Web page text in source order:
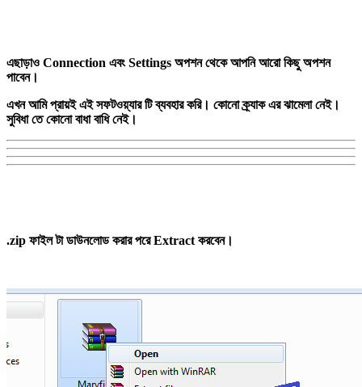
এছাড়াও Connection এবং Settings অপশন থেকে আপনি আরো কিছু অপশন
পাবেন।
এখন আমি প্রায়ই এই সফটওয়্যার টি ব্যবহার করি। কোনো ক্র্যাক এর ঝামেলা নেই।
সুবিধা তে কোনো বাধা বাধি নেই।
.zip ফাইল টা ডাউনলোড করার পরে Extract করবেন।